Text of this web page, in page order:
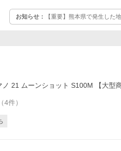
お知らせ： 【重要】熊本県で発生した
ノ 21 ムーンショット S100M 【大型
4件）